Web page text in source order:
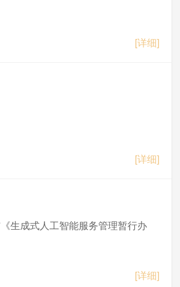
[详细]
[详细]
生成式人工智能服务管理暂行办
[详细]